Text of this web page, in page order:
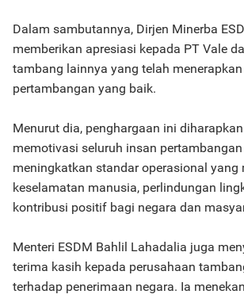
Dalam sambutannya, Dirjen Minerba
memberikan apresiasi kepada PT Vale
tambang lainnya yang telah
pertambangan yang baik.
Menurut dia, penghargaan ini
memotivasi seluruh insan
meningkatkan standar operasional yang
keselamatan manusia, perlindungan
kontribusi positif bagi negara dan
Menteri ESDM Bahlil Lahadalia juga
terima kasih kepada perusahaan
terhadap penerimaan negara. Ia